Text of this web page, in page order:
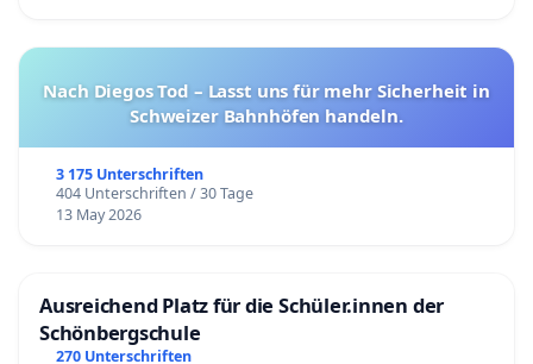
Nach Diegos Tod – Lasst uns für mehr Sicherheit in
Schweizer Bahnhöfen handeln.
3 175 Unterschriften
404 Unterschriften / 30 Tage
13 May 2026
Ausreichend Platz für die Schüler.innen der
Schönbergschule
270 Unterschriften